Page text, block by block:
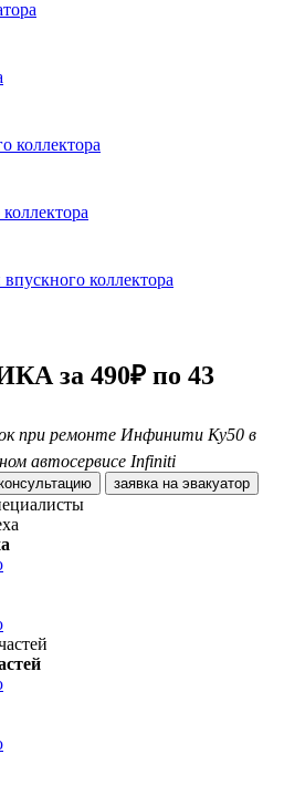
коллектора
коллектора
за 490₽ по 43
при ремонте Инфинити Ку50 в
автосервисе Infiniti
заявка на эвакуатор